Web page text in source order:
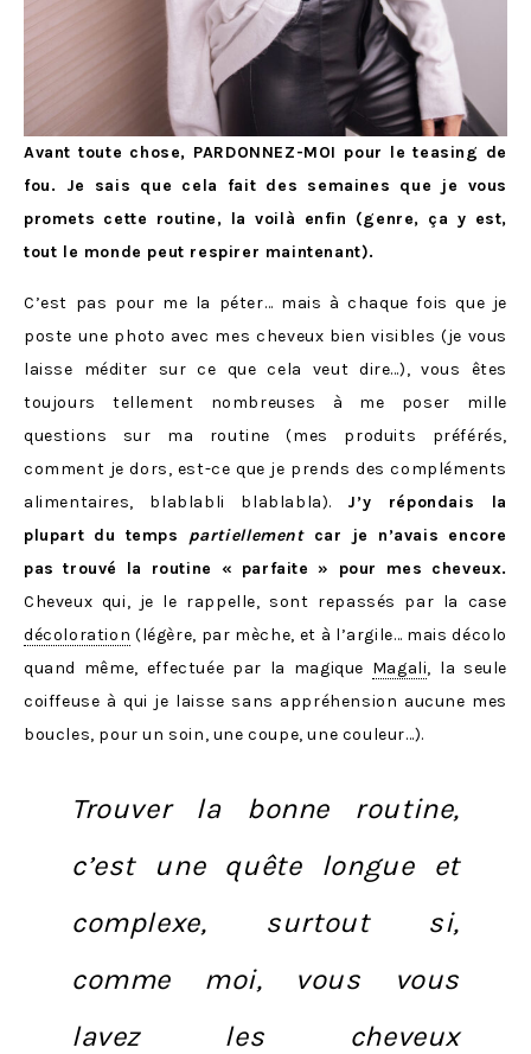
Avant toute chose, PARDONNEZ-MOI pour le teasing de
fou. Je sais que cela fait des semaines que je vous
promets cette routine, la voilà enfin (genre, ça y est,
tout le monde peut respirer maintenant).
C’est pas pour me la péter… mais à chaque fois que je
poste une photo avec mes cheveux bien visibles (je vous
laisse méditer sur ce que cela veut dire…), vous êtes
toujours tellement nombreuses à me poser mille
questions sur ma routine (mes produits préférés,
comment je dors, est-ce que je prends des compléments
alimentaires, blablabli blablabla). J’y répondais la
plupart du temps partiellementcar je n’avais encore
pas trouvé la routine « parfaite » pour mes cheveux.
Cheveux qui, je le rappelle, sont repassés par la case
décoloration (légère, par mèche, et à l’argile… mais décolo
quand même, effectuée par la magique Magali, la seule
coiffeuse à qui je laisse sans appréhension aucune mes
boucles, pour un soin, une coupe, une couleur…).
Trouver la bonne routine,
c’est une quête longue et
complexe, surtout si,
comme moi, vous vous
lavez les cheveux